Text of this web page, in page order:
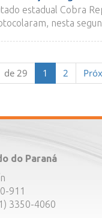
estadual Cobra
nesta
de 29 1 (current)
2
do Paraná
911
3350-4060